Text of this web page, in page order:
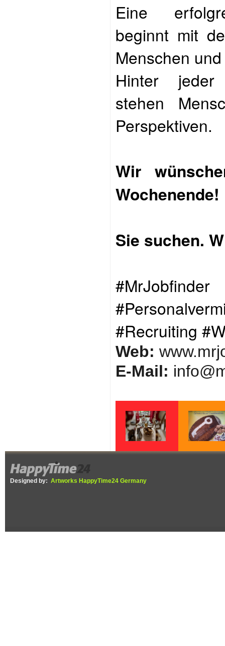
Eine
beginnt mit
Menschen
Hinter jeder
stehen
Perspektiven.
Wir
Wochenende!
Sie suchen.
#Recruiting
Web:
E-Mail:
Designed by: Artworks HappyTime24 Germany